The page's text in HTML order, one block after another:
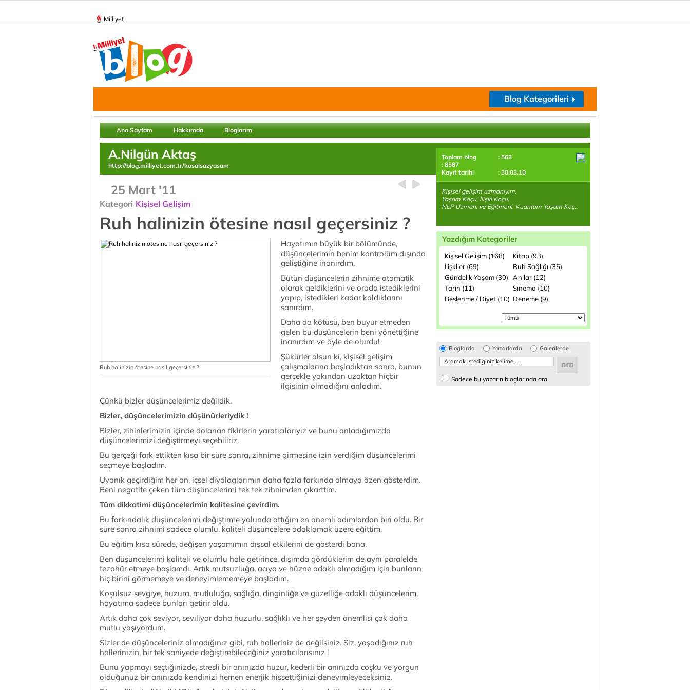
Milliyet
Blog Kategorileri
Ana Sayfam Hakkımda Bloglarım
A.Nilgün Aktaş
http://blog.milliyet.com.tr/kosulsuzyasam
25 Mart '11
Kategori Kişisel Gelişim
Ruh halinizin ötesine nasıl geçersiniz ?
Ruh halinizin ötesine nasıl geçersiniz ?
Hayatımın büyük bir bölümünde,
düşüncelerimin benim kontrolüm dışında
geliştiğine inanırdım.
Bütün düşüncelerin zihnime otomatik
olarak geldiklerini ve orada istediklerini
yapıp, istedikleri kadar kaldıklarını
sanırdım.
Daha da kötüsü, ben buyur etmeden
gelen bu düşüncelerin beni yönettiğine
inanırdım ve öyle de olurdu!
Şükürler olsun ki, kişisel gelişim
çalışmalarına başladıktan sonra, bunun
gerçekle yakından uzaktan hiçbir
ilgisinin olmadığını anladım.
Çünkü bizler düşüncelerimiz değildik.
Bizler, düşüncelerimizin düşünürleriydik !
Bizler, zihinlerimizin içinde dolanan fikirlerin yaratıcılarıyız ve bunu anladığımızda
düşüncelerimizi değiştirmeyi seçebiliriz.
Bu gerçeği fark ettikten kısa bir süre sonra, zihnime girmesine izin verdiğim düşüncelerimi
seçmeye başladım.
Uyanık geçirdiğim her an, içsel diyaloglarımın daha fazla farkında olmaya özen gösterdim.
Beni negatife çeken tüm düşüncelerimi tek tek zihnimden çıkarttım.
Tüm dikkatimi düşüncelerimin kalitesine çevirdim.
Bu farkındalık düşüncelerimi değiştirme yolunda attığım en önemli adımlardan biri oldu. Bir
süre sonra zihnimi sadece olumlu, kaliteli düşüncelere odaklamak üzere eğittim.
Bu eğitim kısa sürede, değişen yaşamımın dışsal etkilerini de gösterdi bana.
Ben düşüncelerimi kaliteli ve olumlu hale getirince, dışımda gördüklerim de aynı paralelde
tezahür etmeye başlamdı. Artık mutsuzluğa, acıya ve hüzne odaklı olmadığım için bunların
hiç birini görmemeye ve deneyimlememeye başladım.
Koşulsuz sevgiye, huzura, mutluluğa, sağlığa, dinginliğe ve güzelliğe odaklı düşüncelerim,
hayatıma sadece bunları getirir oldu.
Artık daha çok seviyor, seviliyor daha huzurlu, sağlıklı ve her şeyden önemlisi çok daha
mutlu yaşıyordum.
Sizler de düşünceleriniz olmadığınız gibi, ruh halleriniz de değilsiniz. Siz, yaşadığınız ruh
hallerinizin, bir tek saniyede değiştirebileceğiniz yaratıcılarısınız !
Bunu yapmayı seçtiğinizde, stresli bir anınızda huzur, kederli bir anınızda coşku ve yorgun
olduğunuz bir anınızda kendinizi hemen enerjik hissettiğinizi deneyimleyeceksiniz.
Toplam blog
: 563
: 8587
Kayıt tarihi
: 30.03.10
Kişisel gelişim uzmanıyım.
Yaşam Koçu, İlişki Koçu,
NLP Uzmanı ve Eğitmeni, Kuantum Yaşam Koç..
Yazdığım Kategoriler
Kişisel Gelişim (168)
Kitap (93)
İlişkiler (69)
Ruh Sağlığı (35)
Gündelik Yaşam (30)
Anılar (12)
Tarih (11)
Sinema (10)
Beslenme / Diyet (10) Deneme (9)
Bloglarda Yazarlarda Galerilerde
Sadece bu yazarın bloglarında ara